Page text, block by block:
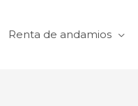
Renta de andamios